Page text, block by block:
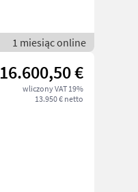
1 miesiąc online
16.600,50 €
wliczony VAT 19%
13.950 € netto